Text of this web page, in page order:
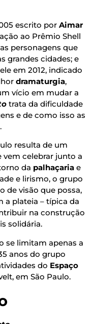
escrito por Aimar
ao Prêmio Shell
personagens que
grandes cidades; e
em 2012, indicado
dramaturgia,
vício em mudar a
trata da dificuldade
e de como isso as
resulta de um
vem celebrar junto a
da palhaçaria e
e lirismo, o grupo
de visão que possa,
plateia – típica da
na construção
solidária.
se limitam apenas a
anos do grupo
do Espaço
em São Paulo.